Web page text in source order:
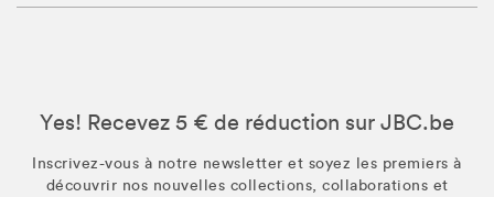
Yes! Recevez 5 € de réduction sur JBC.be
Inscrivez-vous à notre newsletter et soyez les premiers à
découvrir nos nouvelles collections, collaborations et